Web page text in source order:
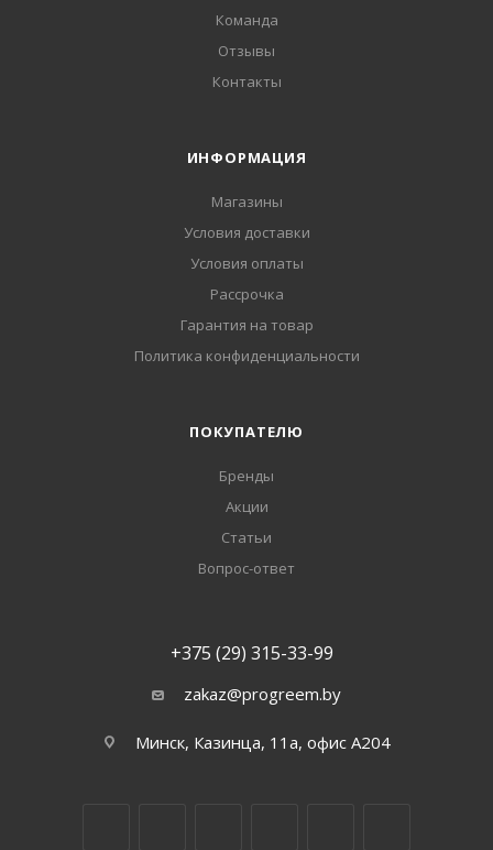
Команда
Отзывы
Контакты
ИНФОРМАЦИЯ
Магазины
Условия доставки
Условия оплаты
Рассрочка
Гарантия на товар
Политика конфиденциальности
ПОКУПАТЕЛЮ
Бренды
Акции
Статьи
Вопрос-ответ
+375 (29) 315-33-99
zakaz@progreem.by
Минск, Казинца, 11а, офис А204